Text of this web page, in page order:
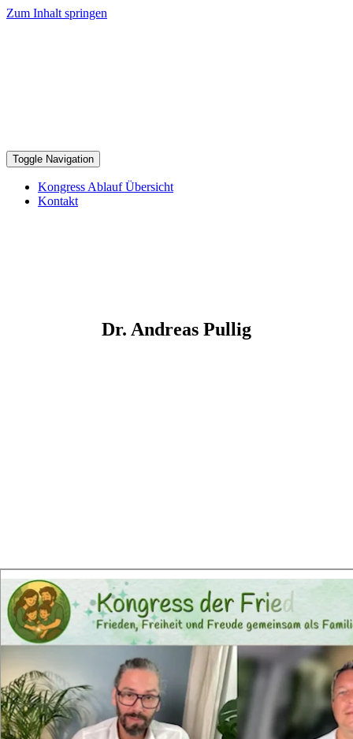
Zum Inhalt springen
Toggle Navigation
Kongress Ablauf Übersicht
Kontakt
Dr. Andreas Pullig